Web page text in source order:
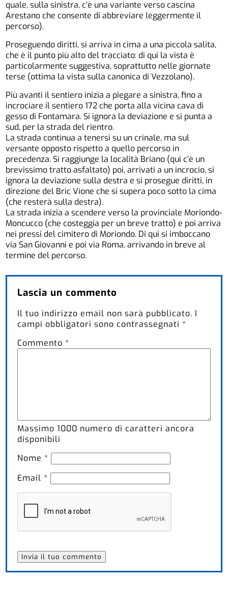
quale, sulla sinistra, c’è una variante verso cascina
Arestano che consente di abbreviare leggermente il
percorso).
Proseguendo diritti, si arriva in cima a una piccola salita,
che è il punto più alto del tracciato: di qui la vista è
particolarmente suggestiva, soprattutto nelle giornate
terse (ottima la vista sulla canonica di Vezzolano).
Più avanti il sentiero inizia a piegare a sinistra, fino a
incrociare il sentiero 172 che porta alla vicina cava di
gesso di Fontamara. Si ignora la deviazione e si punta a
sud, per la strada del rientro.
La strada continua a tenersi su un crinale, ma sul
versante opposto rispetto a quello percorso in
precedenza. Si raggiunge la località Briano (qui c’è un
brevissimo tratto asfaltato) poi, arrivati a un incrocio, si
ignora la deviazione sulla destra e si prosegue diritti, in
direzione del Bric Vione che si supera poco sotto la cima
(che resterà sulla destra).
La strada inizia a scendere verso la provinciale Moriondo-
Moncucco (che costeggia per un breve tratto) e poi arriva
nei pressi del cimitero di Moriondo. Di qui si imboccano
via San Giovanni e poi via Roma, arrivando in breve al
termine del percorso.
Lascia un commento
Il tuo indirizzo email non sarà pubblicato. I
campi obbligatori sono contrassegnati *
Commento *
Massimo1000 numero di caratteri ancora
disponibili
Nome *
Email *